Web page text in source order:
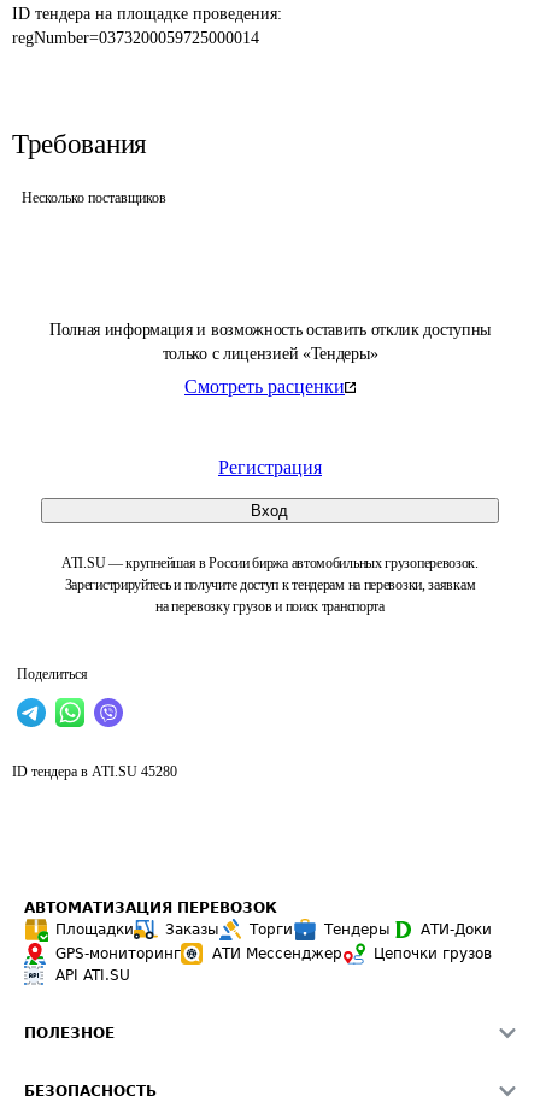
Полная информация и возможность оставить отклик доступны
только с лицензией «Тендеры»
Смотреть расценки
Регистрация
Вход
ATI.SU — крупнейшая в России биржа автомобильных грузоперевозок.
Зарегистрируйтесь и получите доступ к тендерам на перевозки, заявкам
на перевозку грузов и поиск транспорта
Поделиться
ID тендера на площадке проведения:
regNumber=0373200059725000014
Требования
Несколько поставщиков
ID тендера в ATI.SU 45280
АВТОМАТИЗАЦИЯ ПЕРЕВОЗОК
Площадки
Заказы Торги Тендеры
АТИ-Доки
GPS-мониторинг
АТИ Мессенджер
Цепочки грузов
API ATI.SU
ПОЛЕЗНОЕ
БЕЗОПАСНОСТЬ